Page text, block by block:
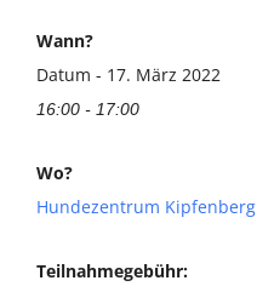
Seminare & Workshops
Unsere Shops
Ernährungsberatung
Wann?
Datum - 17. März 2022
16:00 - 17:00
Wo?
Hundezentrum Kipfenberg
Teilnahmegebühr: